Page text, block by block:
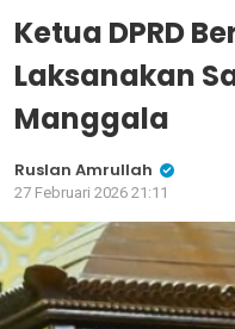
Ketua DPRD
Laksanakan
Manggala
Ruslan Amrullah
27 Februari 2026 21:11